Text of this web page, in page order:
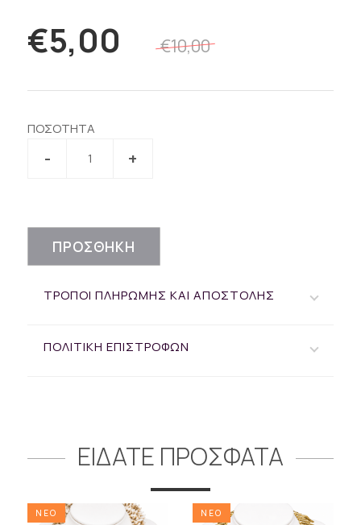
€5,00 €10,00
ΠΟΣΟΤΗΤΑ
ΠΡΟΣΘΗΚΗ
ΤΡΟΠΟΙ ΠΛΗΡΩΜΗΣ ΚΑΙ ΑΠΟΣΤΟΛΗΣ
ΠΟΛΙΤΙΚΗ ΕΠΙΣΤΡΟΦΩΝ
ΕΙΔΑΤΕ ΠΡΟΣΦΑΤΑ
ΝΕΟ ΝΕΟ